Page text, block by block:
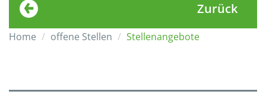
Zurück
Home offene Stellen Stellenangebote